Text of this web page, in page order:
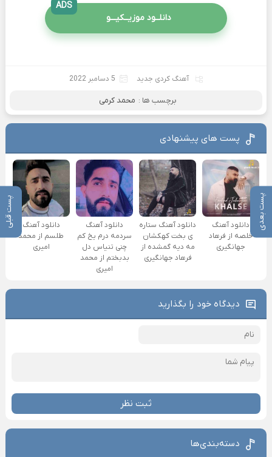
پست بعدی پست قبلی
دانلــود موزیــکیـــو
ADS
آهنگ کردی جدید 5 دسامبر 2022
برچسب ها : محمد کرمی
پست های پیشنهادی
دانلود آهنگ
خلصه از فرهاد
جهانگیری
دانلود آهنگ ستاره
ی بخت کهکشان
مه دیه گمشده از
فرهاد جهانگیری
دانلود آهنگ
سردمه درم یخ کم
چنی تنیاس دل
بدبختم از محمد
امیری
دانلود آهنگ
طلسم از محمد
امیری
دیدگاه خود را بگذارید
ثبت نظر
دسته‌بندی‌ها